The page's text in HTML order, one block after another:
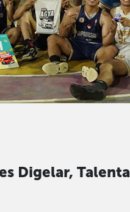
Digelar, Talenta